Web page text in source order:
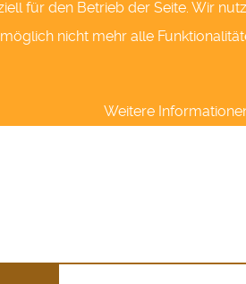
für den Betrieb der Seite. Wir
nicht mehr alle
Weitere